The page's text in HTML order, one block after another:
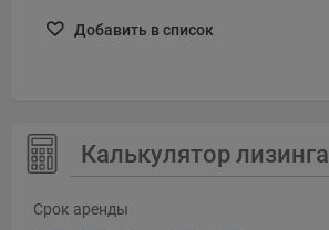
Добавить в список
Калькулятор лизинга
Срок аренды